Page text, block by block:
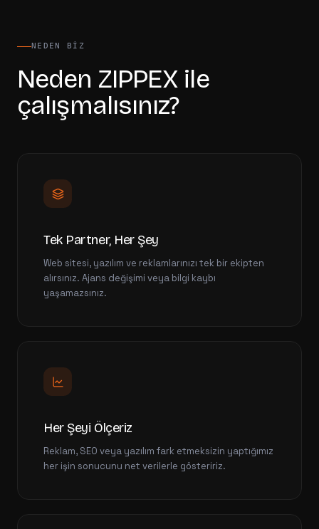
NEDEN BIZ
Neden ZIPPEX ile
çalışmalısınız?
Tek Partner, Her Şey
Web sitesi, yazılım ve reklamlarınızı tek bir ekipten
alırsınız. Ajans değişimi veya bilgi kaybı
yaşamazsınız.
Her Şeyi Ölçeriz
Reklam, SEO veya yazılım fark etmeksizin yaptığımız
her işin sonucunu net verilerle gösteririz.